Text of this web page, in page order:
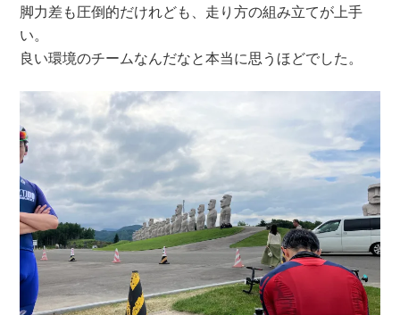
脚力差も圧倒的だけれども、走り方の組み立てが上手
い。
良い環境のチームなんだなと本当に思うほどでした。